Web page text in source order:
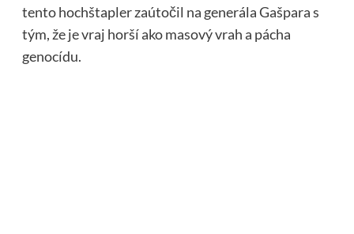
tento hochštapler zaútočil na generála Gašpara s
tým, že je vraj horší ako masový vrah a pácha
genocídu.